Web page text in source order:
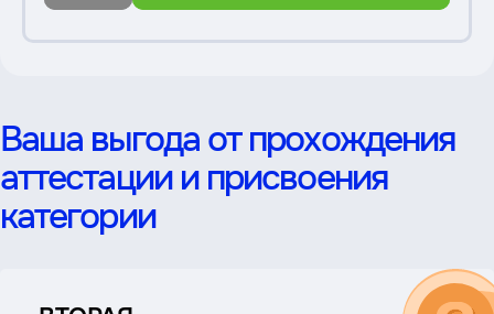
Ваша выгода от прохождения
аттестации и присвоения
категории